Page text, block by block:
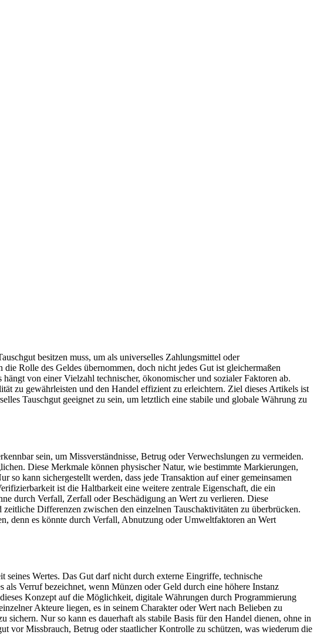
besitzen muss, um als universelles Zahlungsmittel oder
Rolle des Geldes übernommen, doch nicht jedes Gut ist gleichermaßen
von einer Vielzahl technischer, ökonomischer und sozialer Faktoren ab.
zu gewährleisten und den Handel effizient zu erleichtern. Ziel dieses Artikels ist
Tauschgut geeignet zu sein, um letztlich eine stabile und globale Währung zu
sein, um Missverständnisse, Betrug oder Verwechslungen zu vermeiden.
Diese Merkmale können physischer Natur, wie bestimmte Markierungen,
kann sichergestellt werden, dass jede Transaktion auf einer gemeinsamen
ist die Haltbarkeit eine weitere zentrale Eigenschaft, die ein
durch Verfall, Zerfall oder Beschädigung an Wert zu verlieren. Diese
Differenzen zwischen den einzelnen Tauschaktivitäten zu überbrücken.
denn es könnte durch Verfall, Abnutzung oder Umweltfaktoren an Wert
seines Wertes. Das Gut darf nicht durch externe Eingriffe, technische
Verruf bezeichnet, wenn Münzen oder Geld durch eine höhere Instanz
Konzept auf die Möglichkeit, digitale Währungen durch Programmierung
Akteure liegen, es in seinem Charakter oder Wert nach Belieben zu
Nur so kann es dauerhaft als stabile Basis für den Handel dienen, ohne in
vor Missbrauch, Betrug oder staatlicher Kontrolle zu schützen, was wiederum die